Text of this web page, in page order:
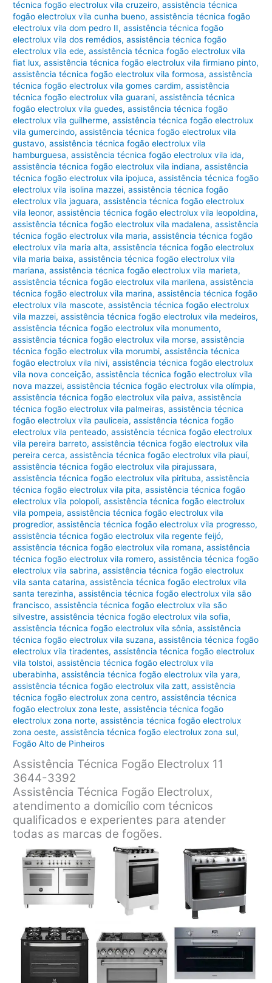
técnica fogão electrolux vila cruzeiro,assistência técnica
fogão electrolux vila cunha bueno,assistência técnica fogão
electrolux vila dom pedro II,assistência técnica fogão
electrolux vila dos remédios,assistência técnica fogão
electrolux vila ede,assistência técnica fogão electrolux vila
fiat lux,assistência técnica fogão electrolux vila firmiano pinto,
assistência técnica fogão electrolux vila formosa,assistência
técnica fogão electrolux vila gomes cardim,assistência
técnica fogão electrolux vila guarani,assistência técnica
fogão electrolux vila guedes,assistência técnica fogão
electrolux vila guilherme,assistência técnica fogão electrolux
vila gumercindo,assistência técnica fogão electrolux vila
gustavo,assistência técnica fogão electrolux vila
hamburguesa,assistência técnica fogão electrolux vila ida,
assistência técnica fogão electrolux vila indiana,assistência
técnica fogão electrolux vila ipojuca,assistência técnica fogão
electrolux vila isolina mazzei,assistência técnica fogão
electrolux vila jaguara,assistência técnica fogão electrolux
vila leonor,assistência técnica fogão electrolux vila leopoldina,
assistência técnica fogão electrolux vila madalena,assistência
técnica fogão electrolux vila maria,assistência técnica fogão
electrolux vila maria alta,assistência técnica fogão electrolux
vila maria baixa,assistência técnica fogão electrolux vila
mariana,assistência técnica fogão electrolux vila marieta,
assistência técnica fogão electrolux vila marilena,assistência
técnica fogão electrolux vila marina,assistência técnica fogão
electrolux vila mascote,assistência técnica fogão electrolux
vila mazzei,assistência técnica fogão electrolux vila medeiros,
assistência técnica fogão electrolux vila monumento,
assistência técnica fogão electrolux vila morse,assistência
técnica fogão electrolux vila morumbi,assistência técnica
fogão electrolux vila nivi,assistência técnica fogão electrolux
vila nova conceição,assistência técnica fogão electrolux vila
nova mazzei,assistência técnica fogão electrolux vila olímpia,
assistência técnica fogão electrolux vila paiva,assistência
técnica fogão electrolux vila palmeiras,assistência técnica
fogão electrolux vila pauliceia,assistência técnica fogão
electrolux vila penteado,assistência técnica fogão electrolux
vila pereira barreto,assistência técnica fogão electrolux vila
pereira cerca,assistência técnica fogão electrolux vila piauí,
assistência técnica fogão electrolux vila pirajussara,
assistência técnica fogão electrolux vila pirituba,assistência
técnica fogão electrolux vila pita,assistência técnica fogão
electrolux vila polopoli,assistência técnica fogão electrolux
vila pompeia,assistência técnica fogão electrolux vila
progredior,assistência técnica fogão electrolux vila progresso,
assistência técnica fogão electrolux vila regente feijó,
assistência técnica fogão electrolux vila romana,assistência
técnica fogão electrolux vila romero,assistência técnica fogão
electrolux vila sabrina,assistência técnica fogão electrolux
vila santa catarina,assistência técnica fogão electrolux vila
santa terezinha,assistência técnica fogão electrolux vila são
francisco,assistência técnica fogão electrolux vila são
silvestre,assistência técnica fogão electrolux vila sofia,
assistência técnica fogão electrolux vila sônia,assistência
técnica fogão electrolux vila suzana,assistência técnica fogão
electrolux vila tiradentes,assistência técnica fogão electrolux
vila tolstoi,assistência técnica fogão electrolux vila
uberabinha,assistência técnica fogão electrolux vila yara,
assistência técnica fogão electrolux vila zatt,assistência
técnica fogão electrolux zona centro,assistência técnica
fogão electrolux zona leste,assistência técnica fogão
electrolux zona norte,assistência técnica fogão electrolux
zona oeste,assistência técnica fogão electrolux zona sul,
Fogão Alto de Pinheiros
Assistência Técnica Fogão Electrolux 11
3644-3392
Assistência Técnica Fogão Electrolux,
atendimento a domicílio com técnicos
qualificados e experientes para atender
todas as marcas de fogões.